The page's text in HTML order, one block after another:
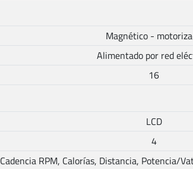
Magnético -
Alimentado por red
16
LCD
4
Cadencia RPM, Calorías, Distancia, Potencia/